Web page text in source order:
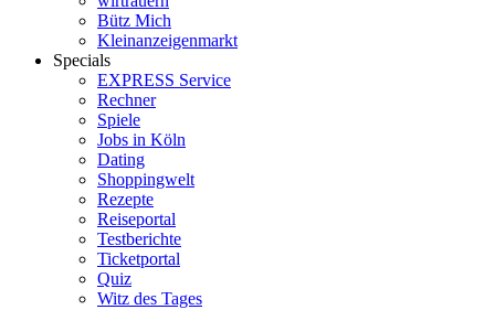
Bütz Mich
Kleinanzeigenmarkt
Specials
EXPRESS Service
Rechner
Spiele
Jobs in Köln
Dating
Shoppingwelt
Rezepte
Reiseportal
Testberichte
Ticketportal
Quiz
Witz des Tages